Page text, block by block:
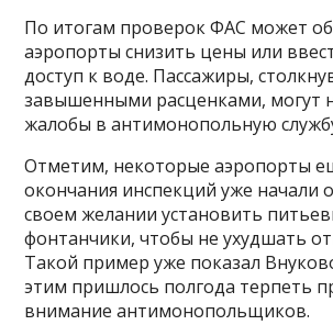
По итогам проверок ФАС может
аэропорты снизить цены или
доступ к воде. Пассажиры,
завышенными расценками, могут
жалобы в антимонопольную
Отметим, некоторые аэропорты
окончания инспекций уже начали
своем желании установить
фонтанчики, чтобы не ухудшать
Такой пример уже показал
этим пришлось полгода терпеть
внимание антимонопольщиков.